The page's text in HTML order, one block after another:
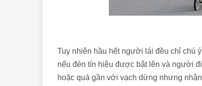
Tuy nhiên hầu hết người lái đều chỉ chú
nếu đèn tín hiệu được bật lên và người
hoặc quá gần với vạch dừng nhưng